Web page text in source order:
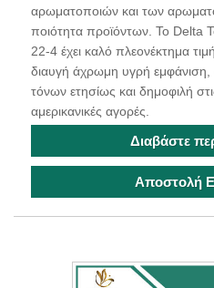
αρωματοποιών και των
ποιότητα προϊόντων. Το Delta
22-4 έχει καλό πλεονέκτημα
διαυγή άχρωμη υγρή
τόνων ετησίως και δημοφιλή
αμερικανικές αγορές.
Διαβάστε
Αποστολή